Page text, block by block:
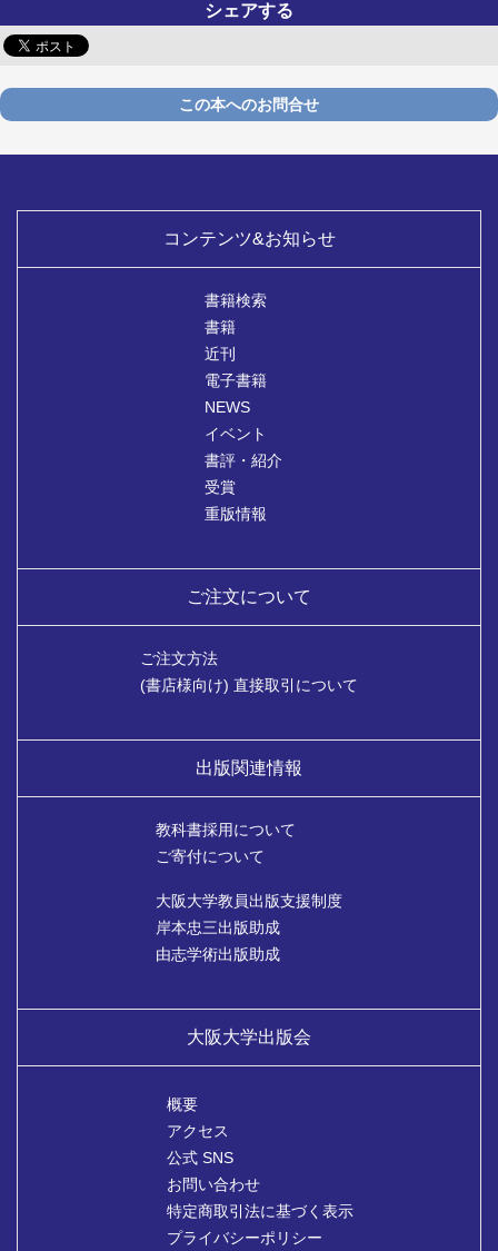
シェアする
この本へのお問合せ
コンテンツ&お知らせ
書籍検索
書籍
近刊
電子書籍
NEWS
イベント
書評・紹介
受賞
重版情報
ご注文について
ご注文方法
(書店様向け) 直接取引について
出版関連情報
教科書採用について
ご寄付について
大阪大学教員出版支援制度
岸本忠三出版助成
由志学術出版助成
大阪大学出版会
概要
アクセス
公式 SNS
お問い合わせ
特定商取引法に基づく表示
プライバシーポリシー